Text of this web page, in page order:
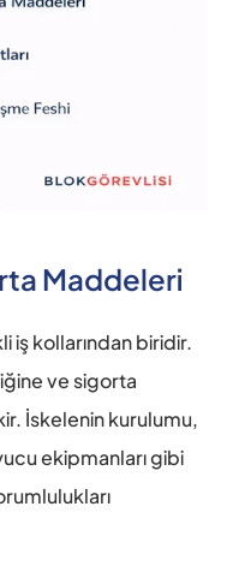
Maddeleri
iş kollarından biridir.
ve sigorta
İskelenin kurulumu,
ekipmanları gibi